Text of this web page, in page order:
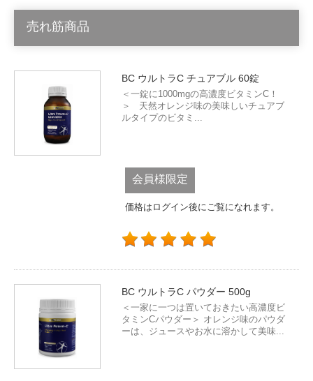
売れ筋商品
BC ウルトラC チュアブル 60錠
＜一錠に1000mgの高濃度ビタミンC！
＞ 天然オレンジ味の美味しいチュアブ
ルタイプのビタミ...
会員様限定
価格はログイン後にご覧になれます。
BC ウルトラC パウダー 500g
＜一家に一つは置いておきたい高濃度ビ
タミンCパウダー＞ オレンジ味のパウダ
ーは、ジュースやお水に溶かして美味...